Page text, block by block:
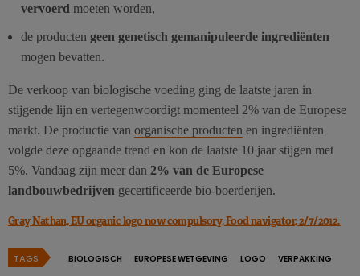
vervoerd moeten worden,
de producten geen genetisch gemanipuleerde ingrediënten
mogen bevatten.
De verkoop van biologische voeding ging de laatste jaren in
stijgende lijn en vertegenwoordigt momenteel 2% van de Europese
markt. De productie van organische producten en ingrediënten
volgde deze opgaande trend en kon de laatste 10 jaar stijgen met
5%. Vandaag zijn meer dan 2% van de Europese
landbouwbedrijven gecertificeerde bio-boerderijen.
Gray Nathan, EU organic logo now compulsory, Food navigator, 2/7/2012.
TAGS BIOLOGISCH EUROPESE WETGEVING LOGO VERPAKKING